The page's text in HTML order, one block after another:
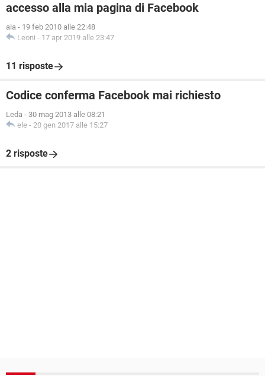
accesso alla mia pagina di Facebook
ala - 19 feb 2010 alle 22:48
Leoni - 17 apr 2019 alle 23:47
11 risposte
Codice conferma Facebook mai richiesto
Leda - 30 mag 2013 alle 08:21
ele - 20 gen 2017 alle 15:27
2 risposte